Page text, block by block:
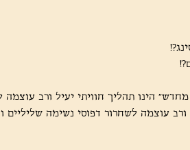
הינו תהליך חוויתי יעיל ורב עוצמה
ורב עוצמה לשחרור דפוסי נשימה